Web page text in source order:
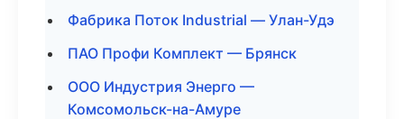
Фабрика Поток Industrial — Улан-Удэ
ПАО Профи Комплект — Брянск
ООО Индустрия Энерго —
Комсомольск-на-Амуре